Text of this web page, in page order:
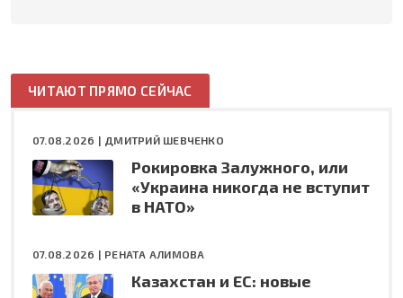
ЧИТАЮТ ПРЯМО СЕЙЧАС
07.08.2026 | ДМИТРИЙ ШЕВЧЕНКО
Рокировка Залужного, или
«Украина никогда не вступит
в НАТО»
07.08.2026 | РЕНАТА АЛИМОВА
Казахстан и ЕС: новые